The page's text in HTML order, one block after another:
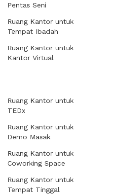
Pentas Seni
Ruang Kantor untuk
Tempat Ibadah
Ruang Kantor untuk
Kantor Virtual
Ruang Kantor untuk
TEDx
Ruang Kantor untuk
Demo Masak
Ruang Kantor untuk
Coworking Space
Ruang Kantor untuk
Tempat Tinggal